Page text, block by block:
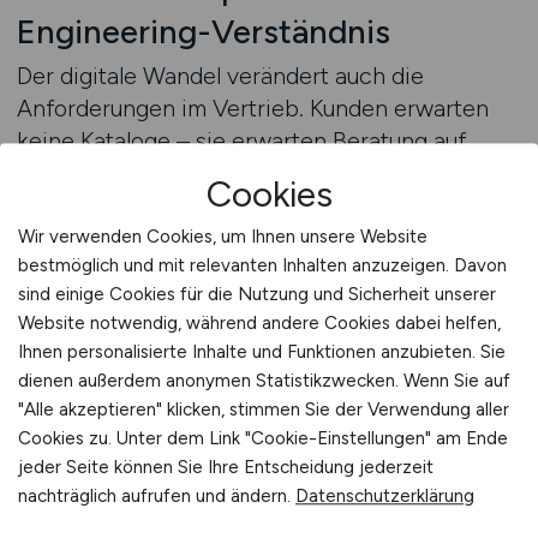
Engineering-Verständnis
Der digitale Wandel verändert auch die
Anforderungen im Vertrieb. Kunden erwarten
keine Kataloge – sie erwarten Beratung auf
Lösungsvorschläge. Im Bereich
Steuerungstechnik bedeutet das: Ihre
Vertriebsmitarbeiter müssen mit IT-
Schnittstellen, Protokollen, Industrie-PCs und
flexibler Automatisierung genauso umgehen
können wie mit klassischer Elektrotechnik.
VERTRIEB.JOBS richtet sich gezielt an diese
Zielgruppe. Unsere Plattform bietet kein
Massenpublikum, sondern Reichweite in
relevanten technischen Zielmärkten. Ihre
Cookies
Wir verwenden Cookies, um Ihnen unsere Website
bestmöglich und mit relevanten Inhalten anzuzeigen. Davon
sind einige Cookies für die Nutzung und Sicherheit unserer
Website notwendig, während andere Cookies dabei helfen,
Ihnen personalisierte Inhalte und Funktionen anzubieten. Sie
dienen außerdem anonymen Statistikzwecken. Wenn Sie auf
"Alle akzeptieren" klicken, stimmen Sie der Verwendung aller
Cookies zu. Unter dem Link "Cookie-Einstellungen" am Ende
jeder Seite können Sie Ihre Entscheidung jederzeit
nachträglich aufrufen und ändern. Datenschutzerklärung